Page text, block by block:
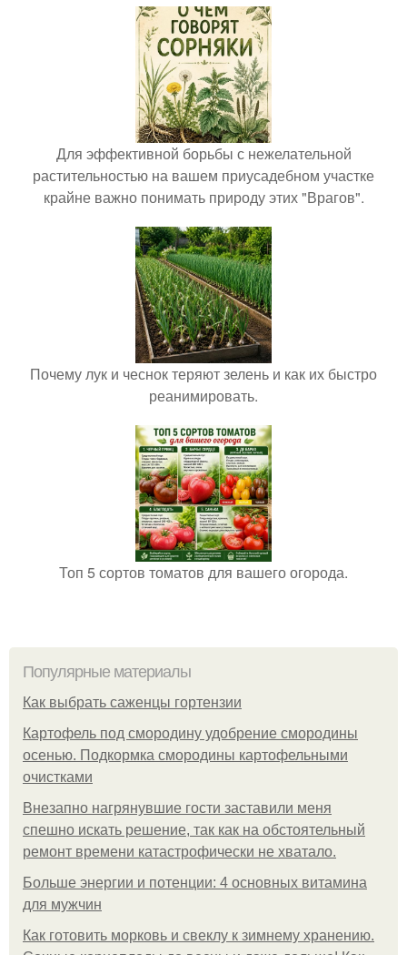
Для эффективной борьбы с нежелательной
растительностью на вашем приусадебном участке
крайне важно понимать природу этих "Врагов".
Почему лук и чеснок теряют зелень и как их быстро
реанимировать.
Топ 5 сортов томатов для вашего огорода.
Популярные материалы
Как выбрать саженцы гортензии
Картофель под смородину удобрение смородины
осенью. Подкормка смородины картофельными
очистками
Внезапно нагрянувшие гости заставили меня
спешно искать решение, так как на обстоятельный
ремонт времени катастрофически не хватало.
Больше энергии и потенции: 4 основных витамина
для мужчин
Как готовить морковь и свеклу к зимнему хранению.